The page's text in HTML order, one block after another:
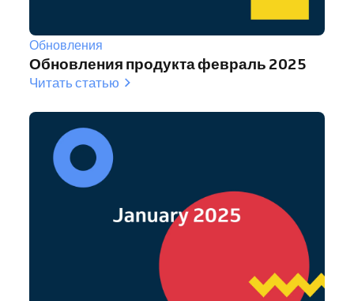
Обновления
Обновления продукта февраль 2025
Читать статью